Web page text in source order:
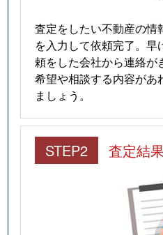
査定をしたい不動産の情
を入力して依頼完了。早
頼をした会社から連絡が
希望や相談する内容があ
ましょう。
STEP2 査定結